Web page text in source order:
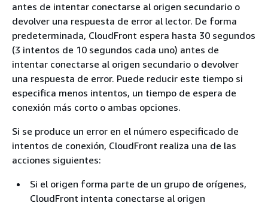
antes de intentar conectarse al origen secundario o
devolver una respuesta de error al lector. De forma
predeterminada, CloudFront espera hasta 30 segundos
(3 intentos de 10 segundos cada uno) antes de
intentar conectarse al origen secundario o devolver
una respuesta de error. Puede reducir este tiempo si
especifica menos intentos, un tiempo de espera de
conexión más corto o ambas opciones.
Si se produce un error en el número especificado de
intentos de conexión, CloudFront realiza una de las
acciones siguientes:
Si el origen forma parte de un grupo de orígenes,
CloudFront intenta conectarse al origen